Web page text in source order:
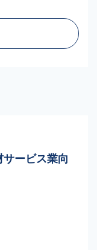
サービス業向